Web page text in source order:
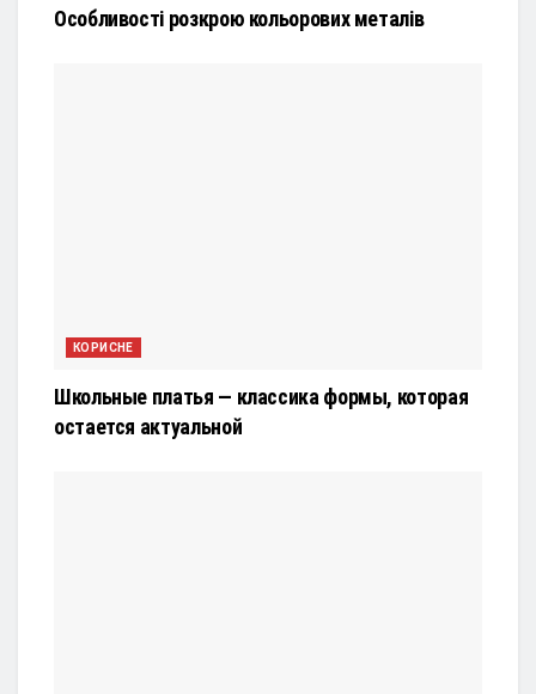
Особливості розкрою кольорових металів
КОРИСНЕ
Школьные платья — классика формы, которая
остается актуальной